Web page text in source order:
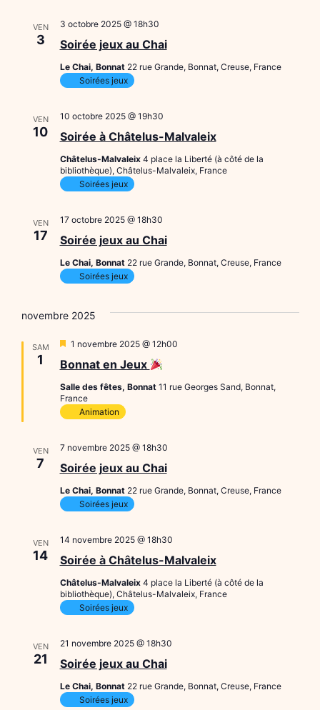
VEN
3 Soirée jeux au Chai
3 octobre 2025 @ 18h30
Le Chai, Bonnat 22 rue Grande, Bonnat, Creuse, France
Soirées jeux
VEN
10 Soirée à Châtelus-Malvaleix
10 octobre 2025 @ 19h30
Châtelus-Malvaleix 4 place la Liberté (à côté de la
bibliothèque), Châtelus-Malvaleix, France
Soirées jeux
VEN
17 Soirée jeux au Chai
17 octobre 2025 @ 18h30
Le Chai, Bonnat 22 rue Grande, Bonnat, Creuse, France
Soirées jeux
novembre 2025
SAM
1 Bonnat en Jeux
Mis
avant
1 novembre 2025 @ 12h00
Salle des fêtes, Bonnat 11 rue Georges Sand, Bonnat,
France
Animation
VEN
7 Soirée jeux au Chai
7 novembre 2025 @ 18h30
Le Chai, Bonnat 22 rue Grande, Bonnat, Creuse, France
Soirées jeux
VEN
14 Soirée à Châtelus-Malvaleix
14 novembre 2025 @ 18h30
Châtelus-Malvaleix 4 place la Liberté (à côté de la
bibliothèque), Châtelus-Malvaleix, France
Soirées jeux
VEN
21 Soirée jeux au Chai
21 novembre 2025 @ 18h30
Le Chai, Bonnat 22 rue Grande, Bonnat, Creuse, France
Soirées jeux